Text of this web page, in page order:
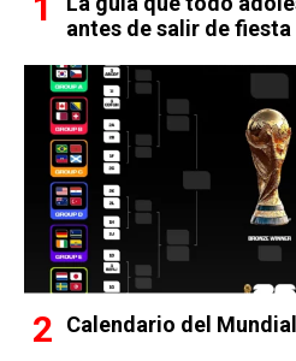
antes de salir de
Calendario del